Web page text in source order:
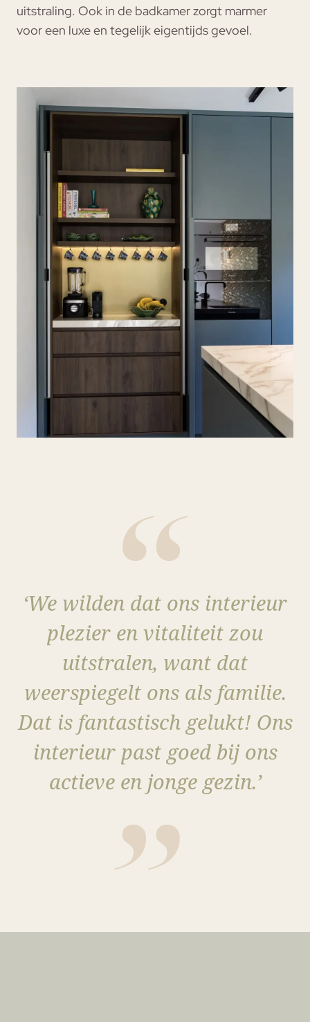
uitstraling. Ook in de badkamer zorgt marmer
voor een luxe en tegelijk eigentijds gevoel.
‘We wilden dat ons interieur
plezier en vitaliteit zou
uitstralen, want dat
weerspiegelt ons als familie.
Dat is fantastisch gelukt! Ons
interieur past goed bij ons
actieve en jonge gezin.’